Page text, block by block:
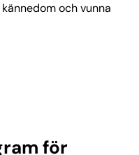
och vunna
för